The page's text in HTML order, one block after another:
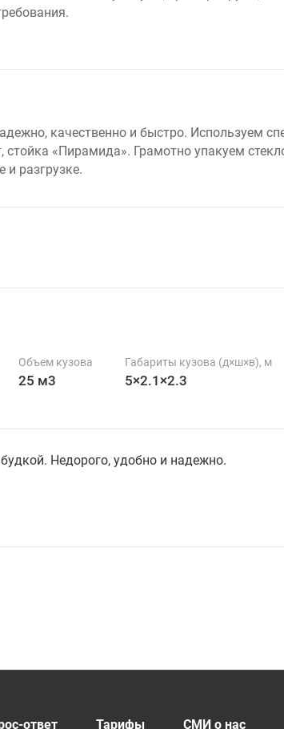
качественно и быстро. Используем
стойка «Пирамида». Грамотно упакуем
разгрузке.
Объем кузова
25 м3
Габариты кузова (д×ш×в), м
5×2.1×2.3
Недорого, удобно и надежно.
ответ Тарифы СМИ о нас